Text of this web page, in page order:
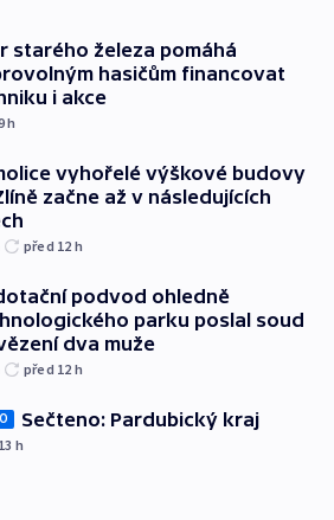
starého železa pomáhá
hasičům financovat
i akce
h
vyhořelé výškové budovy
začne až v následujících
před 12 h
podvod ohledně
parku poslal soud
dva muže
před 12 h
Sečteno: Pardubický kraj
h